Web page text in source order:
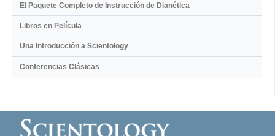
El Paquete Completo de Instrucción de Dianética
Libros en Película
Una Introducción a Scientology
Conferencias Clásicas